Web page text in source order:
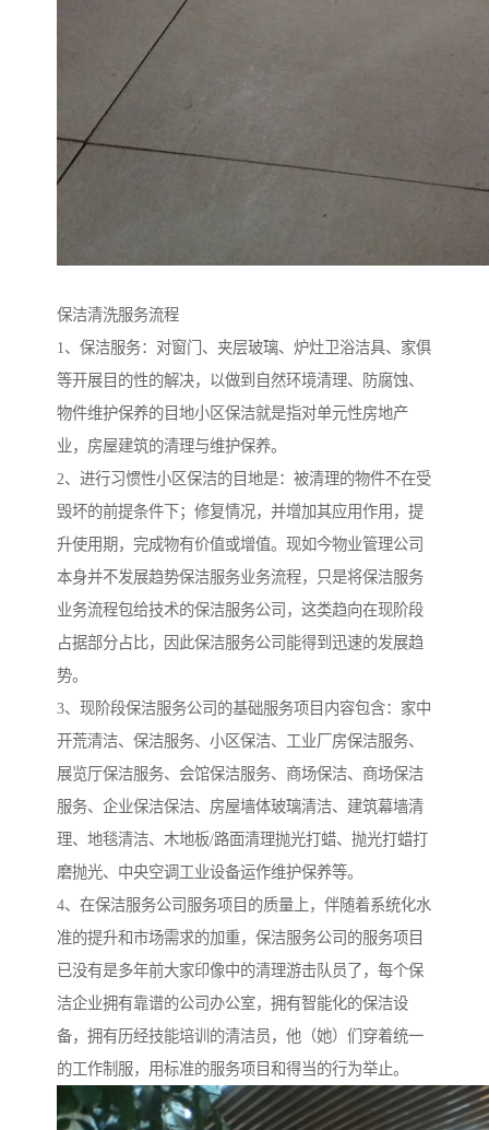
保洁清洗服务流程
1、保洁服务：对窗门、夹层玻璃、炉灶卫浴洁具、家俱
等开展目的性的解决，以做到自然环境清理、防腐蚀、
物件维护保养的目地小区保洁就是指对单元性房地产
业，房屋建筑的清理与维护保养。
2、进行习惯性小区保洁的目地是：被清理的物件不在受
毁坏的前提条件下；修复情况，并增加其应用作用，提
升使用期，完成物有价值或增值。现如今物业管理公司
本身并不发展趋势保洁服务业务流程，只是将保洁服务
业务流程包给技术的保洁服务公司，这类趋向在现阶段
占据部分占比，因此保洁服务公司能得到迅速的发展趋
势。
3、现阶段保洁服务公司的基础服务项目内容包含：家中
开荒清洁、保洁服务、小区保洁、工业厂房保洁服务、
展览厅保洁服务、会馆保洁服务、商场保洁、商场保洁
服务、企业保洁保洁、房屋墙体玻璃清洁、建筑幕墙清
理、地毯清洁、木地板/路面清理抛光打蜡、抛光打蜡打
磨抛光、中央空调工业设备运作维护保养等。
4、在保洁服务公司服务项目的质量上，伴随着系统化水
准的提升和市场需求的加重，保洁服务公司的服务项目
已没有是多年前大家印像中的清理游击队员了，每个保
洁企业拥有靠谱的公司办公室，拥有智能化的保洁设
备，拥有历经技能培训的清洁员，他（她）们穿着统一
的工作制服，用标准的服务项目和得当的行为举止。